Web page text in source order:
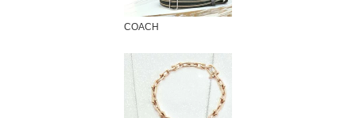
COACH